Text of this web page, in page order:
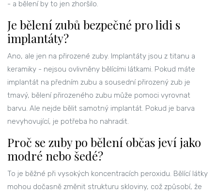
- a bělení by to jen zhoršilo.
Je bělení zubů bezpečné pro lidi s
implantáty?
Ano, ale jen na přirozené zuby. Implantáty jsou z titanu a
keramiky - nejsou ovlivněny bělícími látkami. Pokud máte
implantát na předním zubu a sousední přirozený zub je
tmavý, bělení přirozeného zubu může pomoci vyrovnat
barvu. Ale nejde bělit samotný implantát. Pokud je barva
nevyhovující, je potřeba ho nahradit.
Proč se zuby po bělení občas jeví jako
modré nebo šedé?
To je běžné při vysokých koncentracích peroxidu. Bělící látky
mohou dočasně změnit strukturu skloviny, což způsobí, že